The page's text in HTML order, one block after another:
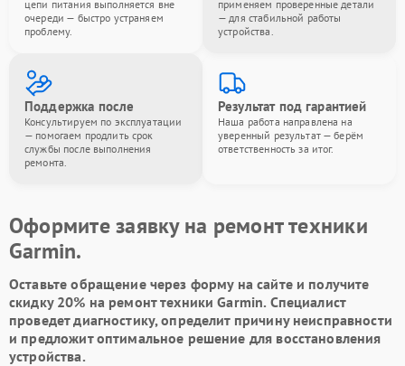
цепи питания выполняется вне
очереди — быстро устраняем
проблему.
применяем проверенные детали
— для стабильной работы
устройства.
Поддержка после
Консультируем по эксплуатации
— помогаем продлить срок
службы после выполнения
ремонта.
Результат под гарантией
Наша работа направлена на
уверенный результат — берём
ответственность за итог.
Оформите заявку на ремонт техники
Garmin.
Оставьте обращение через форму на сайте и получите
скидку 20% на ремонт техники Garmin. Специалист
проведет диагностику, определит причину неисправности
и предложит оптимальное решение для восстановления
устройства.